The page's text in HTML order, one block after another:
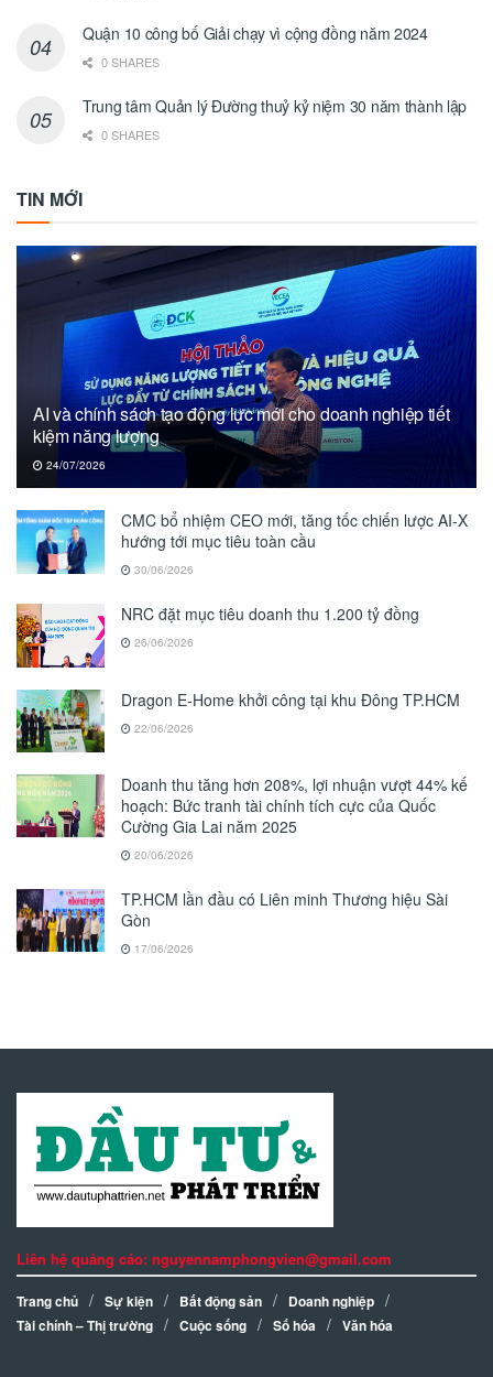
Quận 10 công bố Giải chạy vì cộng đồng năm 2024
0 SHARES
Trung tâm Quản lý Đường thuỷ kỷ niệm 30 năm thành lập
0 SHARES
TIN MỚI
AI và chính sách tạo động lực mới cho doanh nghiệp tiết
kiệm năng lượng
24/07/2026
CMC bổ nhiệm CEO mới, tăng tốc chiến lược AI-X
hướng tới mục tiêu toàn cầu
30/06/2026
NRC đặt mục tiêu doanh thu 1.200 tỷ đồng
26/06/2026
Dragon E-Home khởi công tại khu Đông TP.HCM
22/06/2026
Doanh thu tăng hơn 208%, lợi nhuận vượt 44% kế
hoạch: Bức tranh tài chính tích cực của Quốc
Cường Gia Lai năm 2025
20/06/2026
TP.HCM lần đầu có Liên minh Thương hiệu Sài
Gòn
17/06/2026
Liên hệ quảng cáo: nguyennamphongvien@gmail.com
Trang chủ Sự kiện Bất động sản
Doanh nghiệp
Tài chính – Thị trường
Cuộc sống Số hóa Văn hóa